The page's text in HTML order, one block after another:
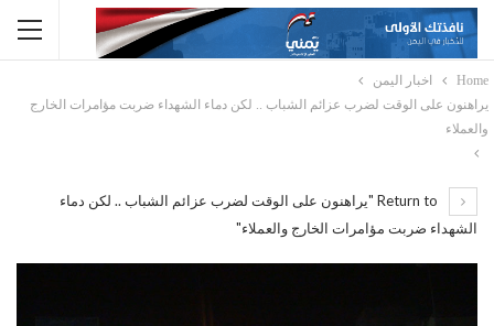
Home
اخبار اليمن
يراهنون على الوقت لضرب عزائم الشباب .. لكن دماء الشهداء ضربت مؤامرات الخارج
والعملاء
Return to "يراهنون على الوقت لضرب عزائم الشباب .. لكن دماء
الشهداء ضربت مؤامرات الخارج والعملاء"